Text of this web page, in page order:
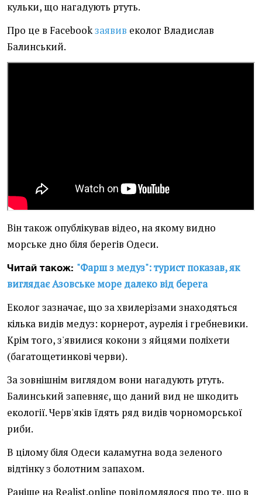
кульки, що нагадують ртуть.
Про це в Facebookзаявив еколог Владислав
Балинський.
Він також опублікував відео, на якому видно
морське дно біля берегів Одеси.
Читай також: "Фарш з медуз": турист показав, як
виглядає Азовське море далеко від берега
Еколог зазначає, що за хвилерізами знаходяться
кілька видів медуз: корнерот, аурелія і гребневики.
Крім того, з'явилися кокони з яйцями поліхети
(багатощетинкові черви).
За зовнішнім виглядом вони нагадують ртуть.
Балинський запевняє, що даний вид не шкодить
екології. Черв'яків їдять ряд видів чорноморської
риби.
В цілому біля Одеси каламутна вода зеленого
відтінку з болотним запахом.
Раніше на Realist.online повідомлялося про те, що в